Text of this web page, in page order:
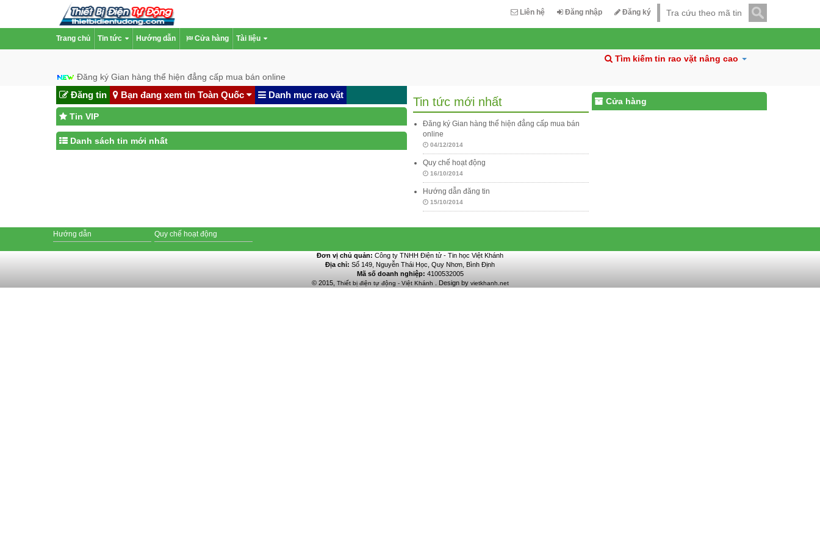
Liên hệ Đăng nhập Đăng ký
Trang chủ Tin tức Hướng dẫn Cửa hàng Tài liệu
Tìm kiếm tin rao vặt nâng cao
Đăng ký Gian hàng thể hiện đẳng cấp mua bán online
Đăng tin Bạn đang xem tin Toàn Quốc Danh mục rao vặt
Tin VIP
Danh sách tin mới nhất
Tin tức mới nhất
Đăng ký Gian hàng thể hiện đẳng cấp mua bán
online
04/12/2014
Quy chế hoạt động
16/10/2014
Hướng dẫn đăng tin
15/10/2014
Cửa hàng
Hướng dẫn Quy chế hoạt động
Đơn vị chủ quản: Công ty TNHH Điện tử - Tin học Việt Khánh
Địa chỉ: Số 149, Nguyễn Thái Học, Quy Nhơn, Bình Định
Mã số doanh nghiệp: 4100532005
© 2015, Thiết bị điện tự động - Việt Khánh . Design by vietkhanh.net